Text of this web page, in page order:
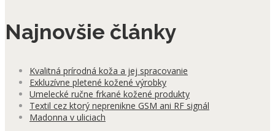
Najnovšie články
Kvalitná prírodná koža a jej spracovanie
Exkluzívne pletené kožené výrobky
Umelecké ručne frkané kožené produkty
Textil cez ktorý neprenikne GSM ani RF signál
Madonna v uliciach